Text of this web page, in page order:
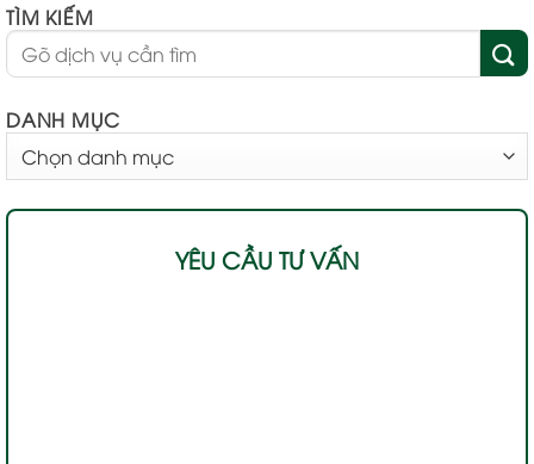
TÌM KIẾM
DANH MỤC
MỤC
YÊU CẦU TƯ VẤN